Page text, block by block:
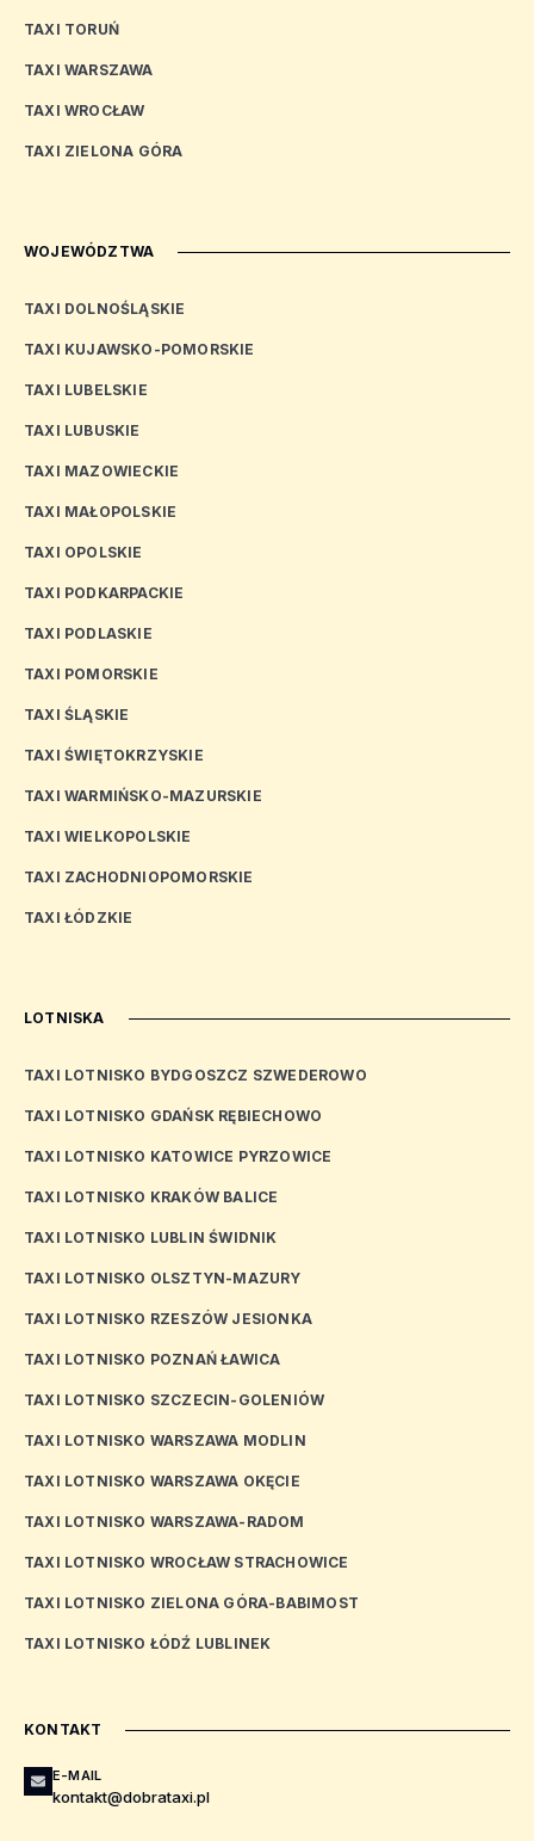
TAXI TORUŃ
TAXI WARSZAWA
TAXI WROCŁAW
TAXI ZIELONA GÓRA
WOJEWÓDZTWA
TAXI DOLNOŚLĄSKIE
TAXI KUJAWSKO-POMORSKIE
TAXI LUBELSKIE
TAXI LUBUSKIE
TAXI MAZOWIECKIE
TAXI MAŁOPOLSKIE
TAXI OPOLSKIE
TAXI PODKARPACKIE
TAXI PODLASKIE
TAXI POMORSKIE
TAXI ŚLĄSKIE
TAXI ŚWIĘTOKRZYSKIE
TAXI WARMIŃSKO-MAZURSKIE
TAXI WIELKOPOLSKIE
TAXI ZACHODNIOPOMORSKIE
TAXI ŁÓDZKIE
LOTNISKA
TAXI LOTNISKO BYDGOSZCZ SZWEDEROWO
TAXI LOTNISKO GDAŃSK RĘBIECHOWO
TAXI LOTNISKO KATOWICE PYRZOWICE
TAXI LOTNISKO KRAKÓW BALICE
TAXI LOTNISKO LUBLIN ŚWIDNIK
TAXI LOTNISKO OLSZTYN-MAZURY
TAXI LOTNISKO RZESZÓW JESIONKA
TAXI LOTNISKO POZNAŃ ŁAWICA
TAXI LOTNISKO SZCZECIN-GOLENIÓW
TAXI LOTNISKO WARSZAWA MODLIN
TAXI LOTNISKO WARSZAWA OKĘCIE
TAXI LOTNISKO WARSZAWA-RADOM
TAXI LOTNISKO WROCŁAW STRACHOWICE
TAXI LOTNISKO ZIELONA GÓRA-BABIMOST
TAXI LOTNISKO ŁÓDŹ LUBLINEK
KONTAKT
E-MAIL
kontakt@dobrataxi.pl